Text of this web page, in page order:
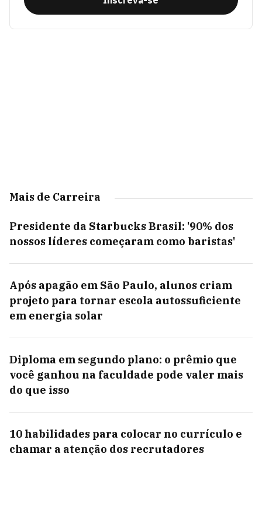
Mais de Carreira
Presidente da Starbucks Brasil: '90% dos
nossos líderes começaram como baristas'
Após apagão em São Paulo, alunos criam
projeto para tornar escola autossuficiente
em energia solar
Diploma em segundo plano: o prêmio que
você ganhou na faculdade pode valer mais
do que isso
10 habilidades para colocar no currículo e
chamar a atenção dos recrutadores